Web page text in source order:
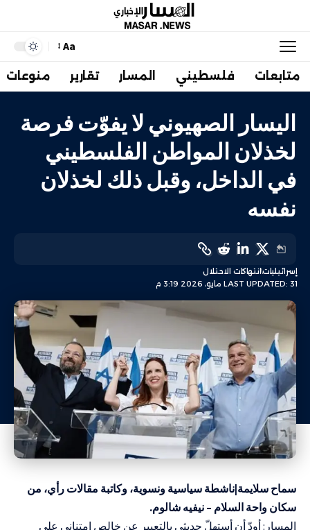
Aa
متابعات فلسطيني المسار تقارير منوعات
اليسار الصهيوني لا يفوّت فرصة
لخذلان المواطن الفلسطيني
في الداخل، وقبل ذلك لخذلان
نفسه
LAST UPDATED: 31 مايو، 2026 3:19 م
إسرائيلياتانتهاكات الاحتلال
سماح سلايمة|ناشطة سياسية ونسوية، وكاتبة مقالات رأي، من
سكان واحة السلام – نيفيه شالوم.
المسار: أودّ أن أستهلّ حديثي بالتعبير عن خالص امتناني على